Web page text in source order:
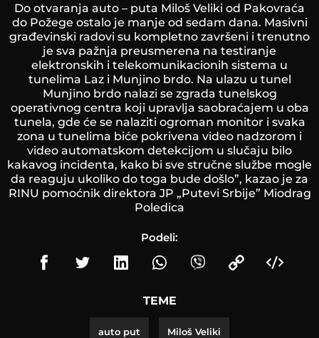
Do otvaranja auto – puta Miloš Veliki od Pakovraća
do Požege ostalo je manje od sedam dana. Masivni
građevinski radovi su kompletno završeni i trenutno
je sva pažnja preusmerena na testiranje
elektronskih i telekomunikacionih sistema u
tunelima Laz i Munjino brdo. Na ulazu u tunel
Munjino brdo nalazi se zgrada tunelskog
operativnog centra koji upravlja saobraćajem u oba
tunela, gde će se nalaziti ogroman monitor i svaka
zona u tunelima biće pokrivena video nadzorom i
video automatskom detekcijom u slučaju bilo
kakavog incidenta, kako bi sve stručne službe mogle
da reaguju ukoliko do toga bude došlo”, kazao je za
RINU pomoćnik direktora JP „Putevi Srbije” Miodrag
Poledica
Podeli:
TEME
auto put Miloš Veliki